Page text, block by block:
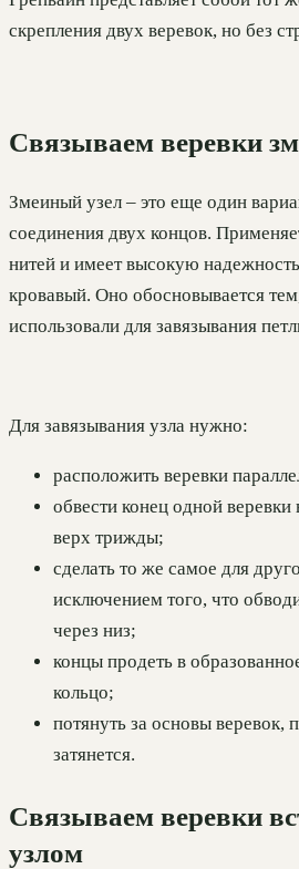
скрепления двух веревок, но без
Связываем веревки
Змеиный узел – это еще один
соединения двух концов.
нитей и имеет высокую
кровавый. Оно обосновывается
использовали для завязывания
Для завязывания узла нужно:
расположить веревки
обвести конец одной веревки
верх трижды;
сделать то же самое для
исключением того, что
через низ;
концы продеть в
кольцо;
потянуть за основы веревок,
затянется.
Связываем веревки
узлом